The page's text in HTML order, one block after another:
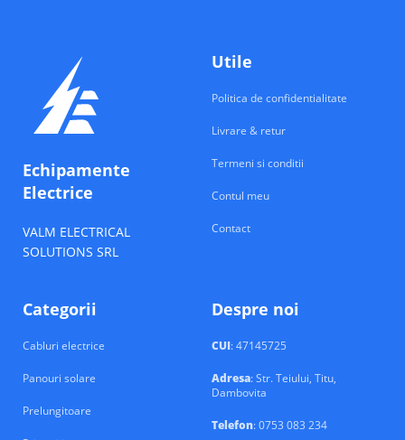
Echipamente
Electrice
VALM ELECTRICAL
SOLUTIONS SRL
Utile
Politica de confidentialitate
Livrare & retur
Termeni si conditii
Contul meu
Contact
Categorii
Cabluri electrice
Panouri solare
Prelungitoare
Despre noi
CUI: 47145725
Adresa: Str. Teiului, Titu,
Dambovita
Telefon: 0753 083 234